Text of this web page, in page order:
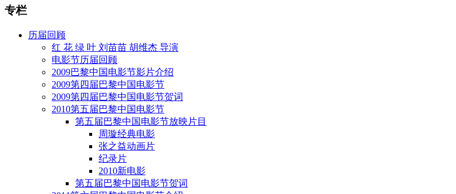
专栏
历届回顾
红 花 绿 叶 刘苗苗 胡维杰 导演
电影节历届回顾
2009巴黎中国电影节影片介绍
2009第四届巴黎中国电影节
2009第四届巴黎中国电影节贺词
2010第五届巴黎中国电影节
第五届巴黎中国电影节放映片目
周璇经典电影
张之益动画片
纪录片
2010新电影
第五届巴黎中国电影节贺词